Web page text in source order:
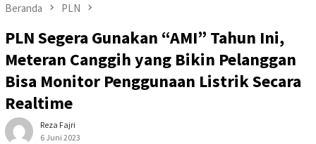
Beranda PLN
PLN Segera Gunakan “AMI” Tahun Ini,
Meteran Canggih yang Bikin Pelanggan
Bisa Monitor Penggunaan Listrik Secara
Realtime
Reza Fajri
6 Juni 2023